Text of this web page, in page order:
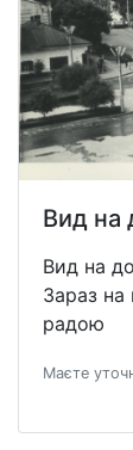
Вид на
Вид на
Зараз на
радою
Маєте